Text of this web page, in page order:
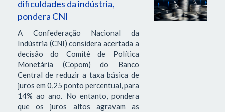
dificuldades da indústria,
pondera CNI
A Confederação Nacional da
Indústria (CNI) considera acertada a
decisão do Comitê de Política
Monetária (Copom) do Banco
Central de reduzir a taxa básica de
juros em 0,25 ponto percentual, para
14% ao ano. No entanto, pondera
que os juros altos agravam as